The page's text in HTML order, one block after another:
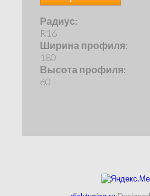
Радиус:
R16
Ширина профиля:
180
Высота профиля:
60